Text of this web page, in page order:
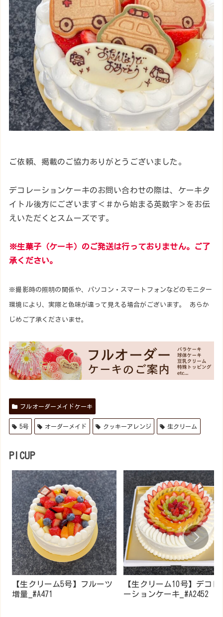
ご依頼、掲載のご協力ありがとうございました。
デコレーションケーキのお問い合わせの際は、ケーキタ
イトル後方にございます＜＃から始まる英数字＞をお伝
えいただくとスムーズです。
※生菓子（ケーキ）のご発送は行っておりません。ご了
承ください。
※撮影時の照明の関係や、パソコン・スマートフォンなどのモニター
環境により、実際と色味が違って見える場合がございます。 あらか
じめご了承くださいませ。
フルオーダーメイドケーキ
5号 オーダーメイド クッキーアレンジ 生クリーム
PICUP
【生クリーム5号】フルーツ
増量_#A471
【生クリーム10号】デコレ
ーションケーキ_#A2452